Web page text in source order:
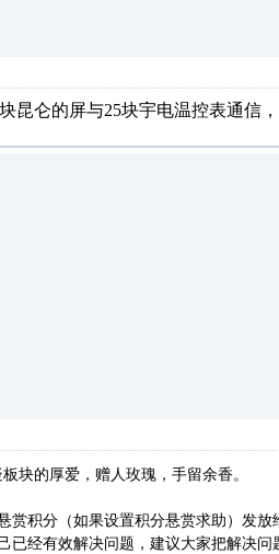
昆仑的屏与25块宇电温控表通信
块的厚爱，赠人玫瑰，手留余香。
赏积分（如果设置积分悬赏求助）发放
已经有效解决问题，建议大家把解决